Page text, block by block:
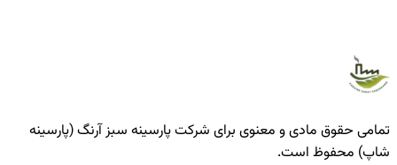
تمامی حقوق مادی و معنوی برای شرکت پارسینه سبز آرنگ (پارسینه
شاپ) محفوظ است.